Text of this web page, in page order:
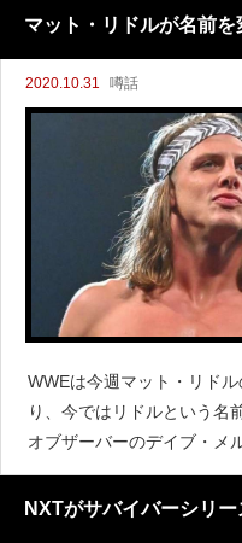
了後には担架に乗せられて
マット・リドルが名前を
2020.10.31 噂話
WWEは今週マット・リド
り、今ではリドルという名
オブザーバーのデイブ・メ
変更したのはビンス・マク
理由としては、ファンがマ
NXTがサバイバーシリ